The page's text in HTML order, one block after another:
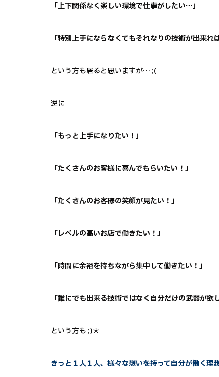
「上下関係なく楽しい環境で仕事がしたい…」
「特別上手にならなくてもそれなりの技術が出来れ
という方も居ると思いますが… ;(
逆に
「もっと上手になりたい！」
「たくさんのお客様に喜んでもらいたい！」
「たくさんのお客様の笑顔が見たい！」
「レベルの高いお店で働きたい！」
「時間に余裕を持ちながら集中して働きたい！」
「誰にでも出来る技術ではなく自分だけの武器が欲
という方も ;)＊
きっと１人１人、様々な想いを持って自分が働く理